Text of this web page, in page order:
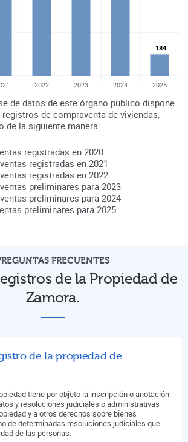
184
184
2022 2023 2024 2025
de datos de este órgano público dispone
registros de compraventa de viviendas,
de la siguiente manera:
registradas en 2020
registradas en 2021
registradas en 2022
preliminares para 2023
preliminares para 2024
preliminares para 2025
FRECUENTES
de la Propiedad de
Zamora.
de la propiedad de
tiene por objeto la inscripción o anotación
y resoluciones judiciales o administrativas
y a otros derechos sobre bienes
de determinadas resoluciones judiciales que
de las personas.